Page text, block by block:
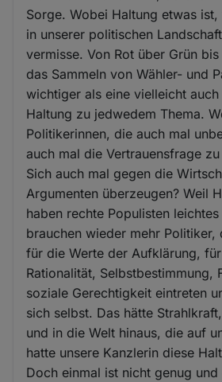
Sorge. Wobei Haltung etwas
in unserer politischen
vermisse. Von Rot über Grün
das Sammeln von Wähler- und
wichtiger als eine vielleicht
Haltung zu jedwedem Thema.
Politikerinnen, die auch mal
auch mal die Vertrauensfrage
Sich auch mal gegen die
Argumenten überzeugen? Weil
haben rechte Populisten
brauchen wieder mehr Politiker,
für die Werte der Aufklärung,
Rationalität, Selbstbestimmung,
soziale Gerechtigkeit eintreten
sich selbst. Das hätte
und in die Welt hinaus, die auf
hatte unsere Kanzlerin diese
Doch einmal ist nicht genug